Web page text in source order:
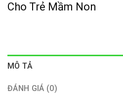
Cho Trẻ Mầm Non
MÔ TẢ
ĐÁNH GIÁ (0)